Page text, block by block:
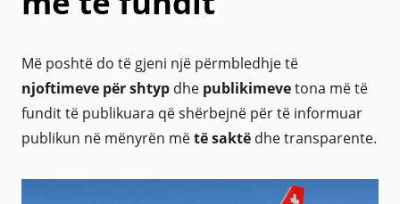
Më poshtë do të gjeni një përmbledhje të
njoftimeve për shtyp dhe publikimevetona më të
fundit të publikuara që shërbejnë për të informuar
publikun në mënyrën mëtë saktë dhe transparente.